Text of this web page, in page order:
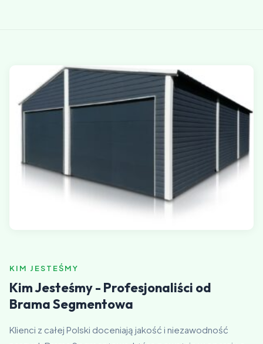
KIM JESTEŚMY
Kim Jesteśmy - Profesjonaliści od
Brama Segmentowa
Klienci z całej Polski doceniają jakość i niezawodność